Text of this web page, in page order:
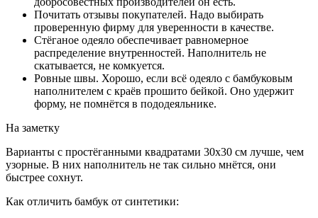
Почитать отзывы покупателей. Надо выбирать
проверенную фирму для уверенности в качестве.
Стёганое одеяло обеспечивает равномерное
распределение внутренностей. Наполнитель не
скатывается, не комкуется.
Ровные швы. Хорошо, если всё одеяло с бамбуковым
наполнителем с краёв прошито бейкой. Оно удержит
форму, не помнётся в пододеяльнике.
На заметку
Варианты с простёганными квадратами 30х30 см лучше, чем
узорные. В них наполнитель не так сильно мнётся, они
быстрее сохнут.
Как отличить бамбук от синтетики: